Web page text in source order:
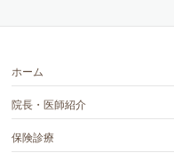
ホーム
院長・医師紹介
保険診療